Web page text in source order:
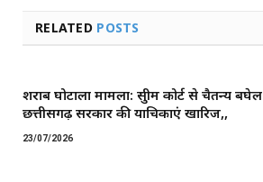
RELATED POSTS
शराब घोटाला मामला: सुप्रीम कोर्ट से चैतन्य
छत्तीसगढ़ सरकार की याचिकाएं खारिज,,
23/07/2026